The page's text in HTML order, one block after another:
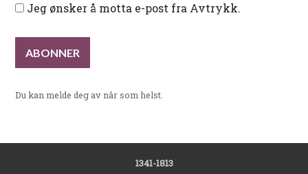
Jeg ønsker å motta e-post fra Avtrykk.
Du kan melde deg av når som helst.
1341-1813